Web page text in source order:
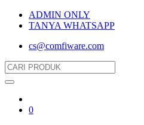
ADMIN ONLY
TANYA WHATSAPP
cs@comfiware.com
0